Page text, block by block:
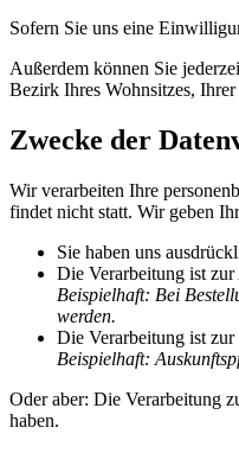
Sofern Sie uns eine
Außerdem können Sie
Bezirk Ihres Wohnsitzes,
Zwecke der
Wir verarbeiten Ihre
findet nicht statt. Wir geben
Sie haben uns
Die Verarbeitung ist
Beispielhaft: Bei
werden.
Die Verarbeitung ist
Beispielhaft:
Oder aber: Die Verarbeitung
haben.